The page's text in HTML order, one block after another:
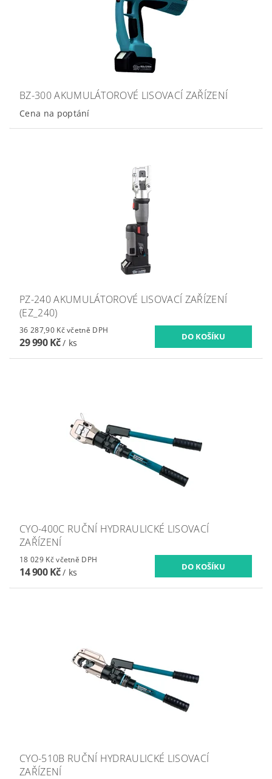
BZ-300 AKUMULÁTOROVÉ LISOVACÍ ZAŘÍZENÍ
Cena na poptání
PZ-240 AKUMULÁTOROVÉ LISOVACÍ ZAŘÍZENÍ
(EZ_240)
36 287,90 Kč včetně DPH
29 990 Kč/ ks
CYO-400C RUČNÍ HYDRAULICKÉ LISOVACÍ
ZAŘÍZENÍ
18 029 Kč včetně DPH
14 900 Kč/ ks
CYO-510B RUČNÍ HYDRAULICKÉ LISOVACÍ
ZAŘÍZENÍ